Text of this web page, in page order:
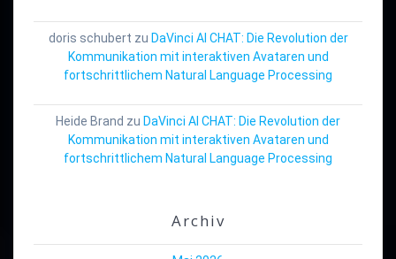
doris schubert zu DaVinci AI CHAT: Die Revolution der
Kommunikation mit interaktiven Avataren und
fortschrittlichem Natural Language Processing
Heide Brand zu DaVinci AI CHAT: Die Revolution der
Kommunikation mit interaktiven Avataren und
fortschrittlichem Natural Language Processing
Archiv